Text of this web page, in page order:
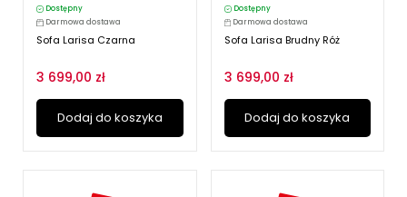
Dostępny
Darmowa dostawa
Sofa Larisa Czarna
3 699,00 zł
Dodaj do koszyka
Dostępny
Darmowa dostawa
Sofa Larisa Brudny Róż
3 699,00 zł
Dodaj do koszyka